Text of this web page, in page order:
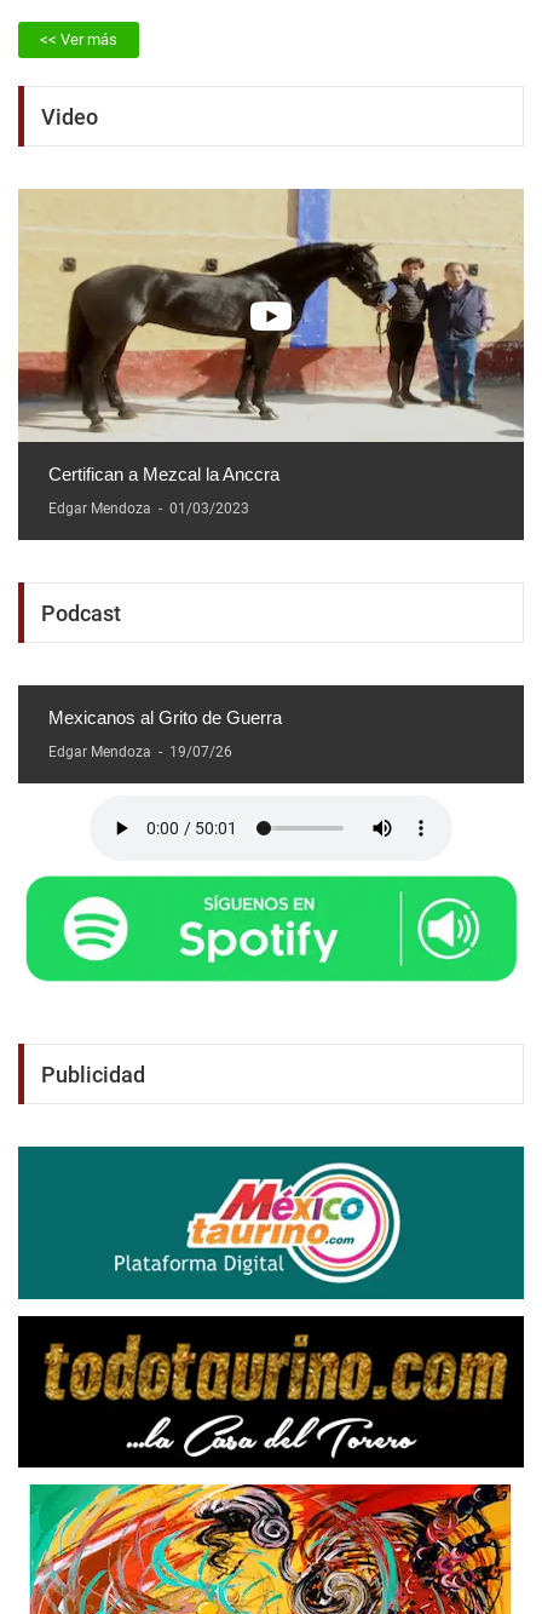
<< Ver más
Video
Certifican a Mezcal la Anccra
Edgar Mendoza - 01/03/2023
Podcast
Mexicanos al Grito de Guerra
Edgar Mendoza - 19/07/26
Publicidad